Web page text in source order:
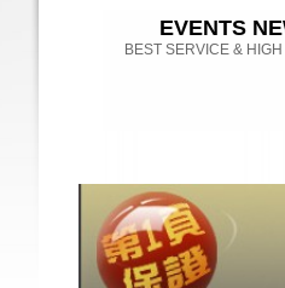
EVENTS
BEST SERVICE &